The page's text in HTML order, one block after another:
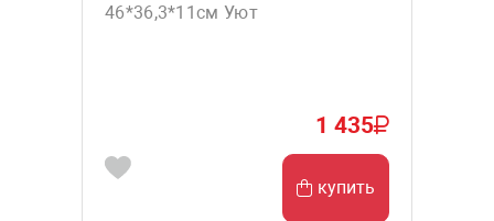
46*36,3*11см Уют
1 435
купить